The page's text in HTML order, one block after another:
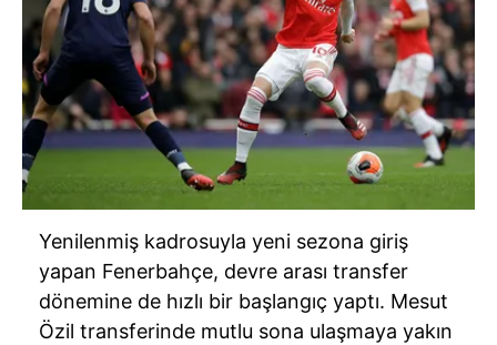
Yenilenmiş kadrosuyla yeni sezona giriş
yapan Fenerbahçe, devre arası transfer
dönemine de hızlı bir başlangıç yaptı. Mesut
Özil transferinde mutlu sona ulaşmaya yakın